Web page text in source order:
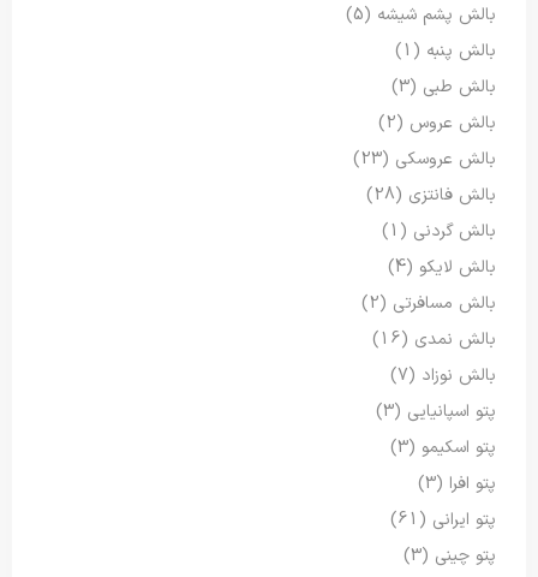
بالش پشم شیشه (5)
بالش پنبه (1)
بالش طبی (3)
بالش عروس (2)
بالش عروسکی (23)
بالش فانتزی (28)
بالش گردنی (1)
بالش لایکو (4)
بالش مسافرتی (2)
بالش نمدی (16)
بالش نوزاد (7)
پتو اسپانیایی (3)
پتو اسکیمو (3)
پتو افرا (3)
پتو ایرانی (61)
پتو چینی (3)